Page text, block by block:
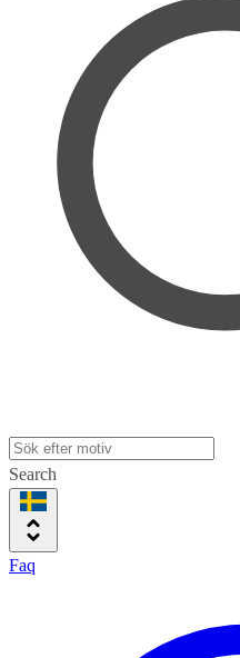
Search
Faq